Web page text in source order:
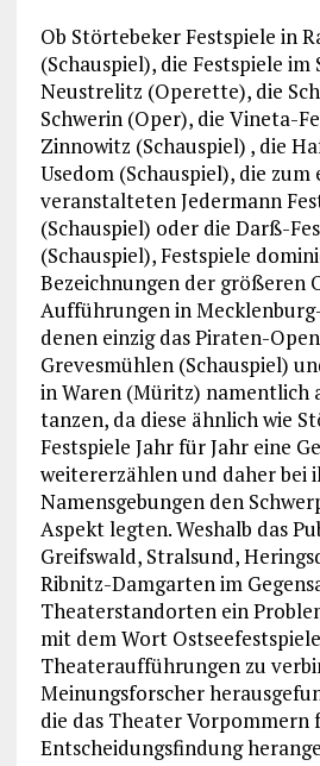
Ob Störtebeker Festspiele in
(Schauspiel), die Festspiele im
Neustrelitz (Operette), die
Schwerin (Oper), die Vineta-
Zinnowitz (Schauspiel) , die
Usedom (Schauspiel), die zum
veranstalteten Jedermann
(Schauspiel) oder die Darß-
(Schauspiel), Festspiele
Bezeichnungen der größeren
Aufführungen in
denen einzig das Piraten-
Grevesmühlen (Schauspiel)
in Waren (Müritz) namentlich
tanzen, da diese ähnlich wie
Festspiele Jahr für Jahr eine
weitererzählen und daher bei
Namensgebungen den
Aspekt legten. Weshalb das
Greifswald, Stralsund,
Ribnitz-Damgarten im
Theaterstandorten ein
mit dem Wort
Theateraufführungen zu
Meinungsforscher
die das Theater Vorpommern
Entscheidungsfindung